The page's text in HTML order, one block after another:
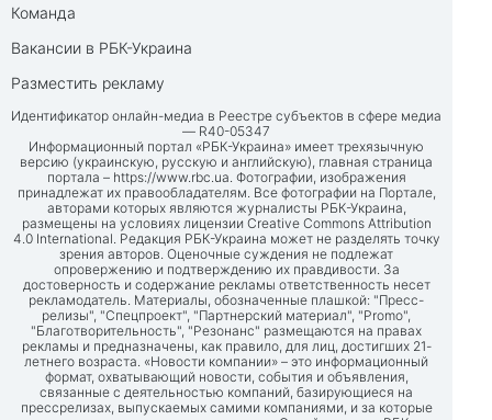
Команда
Вакансии в РБК-Украина
Разместить рекламу
Идентификатор онлайн-медиа в Реестре субъектов в сфере медиа
— R40-05347
Информационный портал «РБК-Украина» имеет трехязычную
версию (украинскую, русскую и английскую), главная страница
портала – https://www.rbc.ua. Фотографии, изображения
принадлежат их правообладателям. Все фотографии на Портале,
авторами которых являются журналисты РБК-Украина,
размещены на условиях лицензии Creative Commons Attribution
4.0 International. Редакция РБК-Украина может не разделять точку
зрения авторов. Оценочные суждения не подлежат
опровержению и подтверждению их правдивости. За
достоверность и содержание рекламы ответственность несет
рекламодатель. Материалы, обозначенные плашкой: "Пресс-
релизы", "Спецпроект", "Партнерский материал", "Promo",
"Благотворительность", "Резонанс" размещаются на правах
рекламы и предназначены, как правило, для лиц, достигших 21-
летнего возраста. «Новости компании» – это информационный
формат, охватывающий новости, события и объявления,
связанные с деятельностью компаний, базирующиеся на
прессрелизах, выпускаемых самими компаниями, и за которые